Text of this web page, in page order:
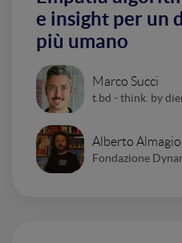
e insight per un
più umano
Marco Succi
t.bd - think. by
Alberto
Fondazione